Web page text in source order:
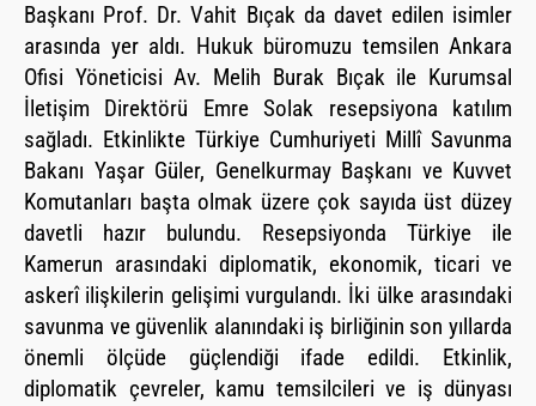
Başkanı Prof. Dr. Vahit Bıçak da davet edilen isimler
arasında yer aldı. Hukuk büromuzu temsilen Ankara
Ofisi Yöneticisi Av. Melih Burak Bıçak ile Kurumsal
İletişim Direktörü Emre Solak resepsiyona katılım
sağladı. Etkinlikte Türkiye Cumhuriyeti Millî Savunma
Bakanı Yaşar Güler, Genelkurmay Başkanı ve Kuvvet
Komutanları başta olmak üzere çok sayıda üst düzey
davetli hazır bulundu. Resepsiyonda Türkiye ile
Kamerun arasındaki diplomatik, ekonomik, ticari ve
askerî ilişkilerin gelişimi vurgulandı. İki ülke arasındaki
savunma ve güvenlik alanındaki iş birliğinin son yıllarda
önemli ölçüde güçlendiği ifade edildi. Etkinlik,
diplomatik çevreler, kamu temsilcileri ve iş dünyası